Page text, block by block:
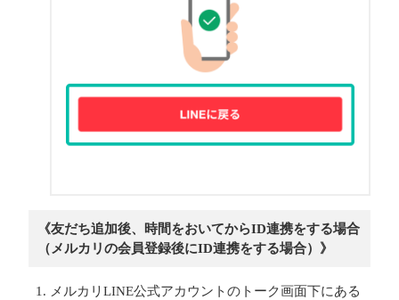
《友だち追加後、時間をおいてからID連携をする場合
（メルカリの会員登録後にID連携をする場合）》
メルカリLINE公式アカウントのトーク画面下にある